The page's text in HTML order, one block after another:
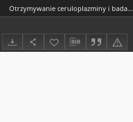
Otrzymywanie ceruloplazminy i badanie jej własności